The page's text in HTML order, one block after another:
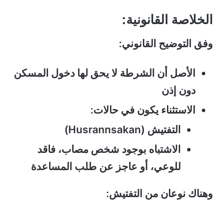
الخلاصة القانونية:
وفق التوضيح القانوني:
الأصل أن الشرطة لا يحق لها دخول المسكن
دون إذن
الاستثناء يكون في حالات:
التفتيش (Husrannsakan)
الاشتباه بوجود شخص مصاب، فاقد
للوعي، أو عاجز عن طلب المساعدة
وهناك نوعان من التفتيش: